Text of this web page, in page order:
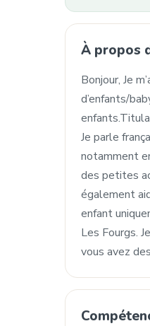
À propos
Bonjour, Je
d’enfants/
Je parle
notamment
des petites
également
enfant
Les Fourgs.
vous avez